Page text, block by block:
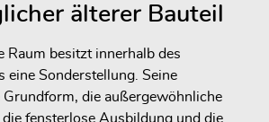
älterer Bauteil
Raum besitzt innerhalb des
eine Sonderstellung. Seine
Grundform, die außergewöhnliche
fensterlose Ausbildung und die